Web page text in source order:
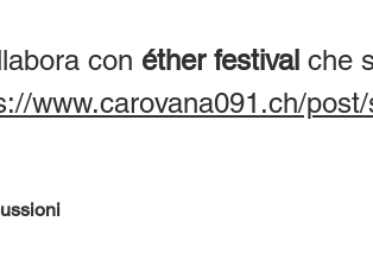
con éther festival che
www.carovana091.ch/